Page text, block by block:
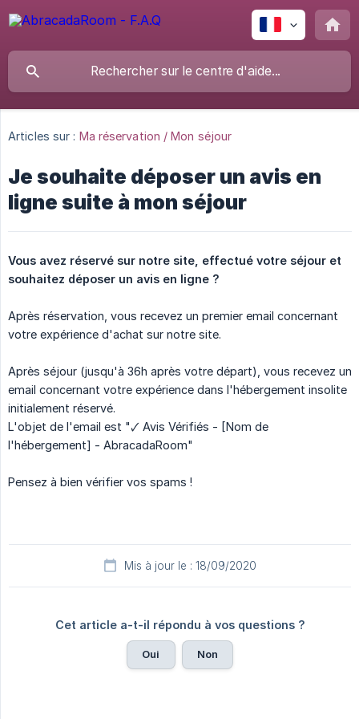
Articles sur : Ma réservation / Mon séjour
Je souhaite déposer un avis en
ligne suite à mon séjour
Vous avez réservé sur notre site, effectué votre séjour et
souhaitez déposer un avis en ligne ?
Après réservation, vous recevez un premier email concernant
votre expérience d'achat sur notre site.
Après séjour (jusqu'à 36h après votre départ), vous recevez un
email concernant votre expérience dans l'hébergement insolite
initialement réservé.
L'objet de l'email est "🗸 Avis Vérifiés - [Nom de
l'hébergement] - AbracadaRoom"
Pensez à bien vérifier vos spams !
Mis à jour le : 18/09/2020
Cet article a-t-il répondu à vos questions ?
Oui Non